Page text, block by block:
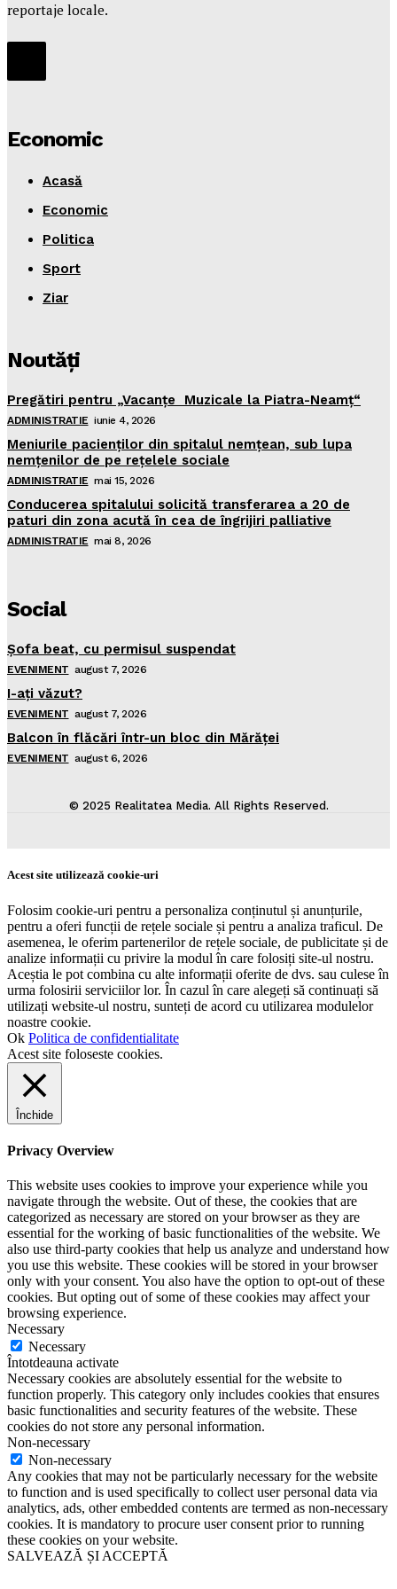
reportaje locale.
Economic
Acasă
Economic
Politica
Sport
Ziar
Noutăţi
Pregătiri pentru „Vacanţe Muzicale la Piatra-Neamţ“
ADMINISTRATIE iunie 4, 2026
Meniurile pacienţilor din spitalul nemţean, sub lupa
nemţenilor de pe reţelele sociale
ADMINISTRATIE mai 15, 2026
Conducerea spitalului solicită transferarea a 20 de
paturi din zona acută în cea de îngrijiri palliative
ADMINISTRATIE mai 8, 2026
Social
Şofa beat, cu permisul suspendat
EVENIMENT august 7, 2026
I-aţi văzut?
EVENIMENT august 7, 2026
Balcon în flăcări într-un bloc din Mărăţei
EVENIMENT august 6, 2026
© 2025 Realitatea Media. All Rights Reserved.
Acest site utilizează cookie-uri
Folosim cookie-uri pentru a personaliza conținutul și anunțurile,
pentru a oferi funcții de rețele sociale și pentru a analiza traficul. De
asemenea, le oferim partenerilor de rețele sociale, de publicitate și de
analize informații cu privire la modul în care folosiți site-ul nostru.
Aceștia le pot combina cu alte informații oferite de dvs. sau culese în
urma folosirii serviciilor lor. În cazul în care alegeți să continuați să
utilizați website-ul nostru, sunteți de acord cu utilizarea modulelor
noastre cookie.
Ok Politica de confidentialitate
Acest site foloseste cookies.
Închide
Privacy Overview
This website uses cookies to improve your experience while you
navigate through the website. Out of these, the cookies that are
categorized as necessary are stored on your browser as they are
essential for the working of basic functionalities of the website. We
also use third-party cookies that help us analyze and understand how
you use this website. These cookies will be stored in your browser
only with your consent. You also have the option to opt-out of these
cookies. But opting out of some of these cookies may affect your
browsing experience.
Necessary
Necessary
Întotdeauna activate
Necessary cookies are absolutely essential for the website to
function properly. This category only includes cookies that ensures
basic functionalities and security features of the website. These
cookies do not store any personal information.
Non-necessary
Non-necessary
Any cookies that may not be particularly necessary for the website
to function and is used specifically to collect user personal data via
analytics, ads, other embedded contents are termed as non-necessary
cookies. It is mandatory to procure user consent prior to running
these cookies on your website.
SALVEAZĂ ȘI ACCEPTĂ